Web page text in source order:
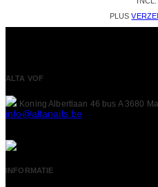
PLUS
ALTA VOF
Koning Albertlaan 46 bus A 3680
info@altanails.be
INFORMATIE